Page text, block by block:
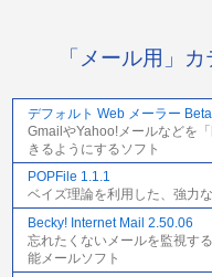
「メール用」
デフォルト Web メーラー
GmailやYahoo!メールなどを
きるようにするソフト
POPFile 1.1.1
ベイズ理論を利用した、強力
Becky! Internet Mail 2.50.06
忘れたくないメールを監視す
能メールソフト